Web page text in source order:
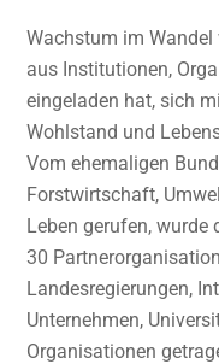
Wachstum im
aus Institutionen,
eingeladen hat, sich
Wohlstand und
Vom ehemaligen
Forstwirtschaft,
Leben gerufen,
30
Landesregierungen,
Unternehmen,
Organisationen